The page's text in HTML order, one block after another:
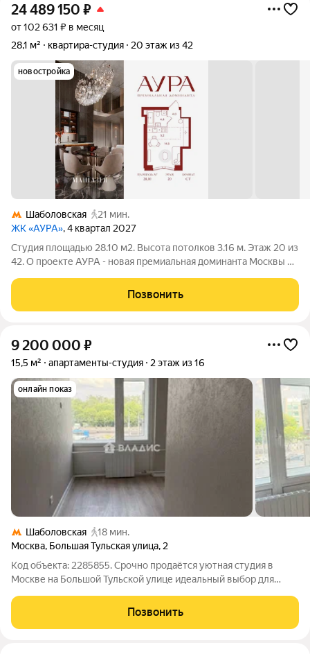
24 489 150 ₽
от 102 631 ₽ в месяц
28,1 м²
квартира-студия 20 этаж из 42
новостройка
Шаболовская
21 мин.
ЖК «АУРА», 4 квартал 2027
Студия площадью 28.10 м2. Высота потолков 3.16 м. Этаж 20 из
42. О проекте АУРА - новая премиальная доминанта Москвы в
Бронзовой башни и 41-этажной Серебряной. Рядом
расположены набережная
Позвонить
9 200 000 ₽
15,5 м² апартаменты-студия 2 этаж из 16
онлайн показ
Шаболовская
18 мин.
Москва, Большая Тульская улица, 2
Код объекта: 2285855. Срочно продаётся уютная студия в
Москве на Большой Тульской улице идеальный выбор для
косметический ремонт, что позволит новому владельцу сразу
заселиться и наслаждаться
Позвонить